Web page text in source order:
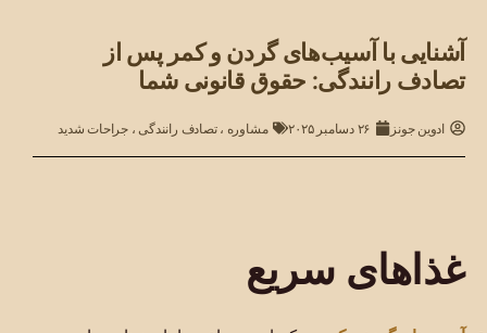
آشنایی با آسیب‌های گردن و کمر پس از
تصادف رانندگی: حقوق قانونی شما
ادوین جونز ۲۶ دسامبر ۲۰۲۵ مشاوره ،تصادف رانندگی ،جراحات شدید
غذاهای سریع